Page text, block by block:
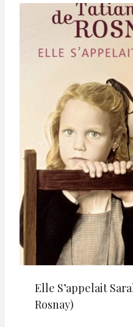
Elle S’appelait
Rosnay)